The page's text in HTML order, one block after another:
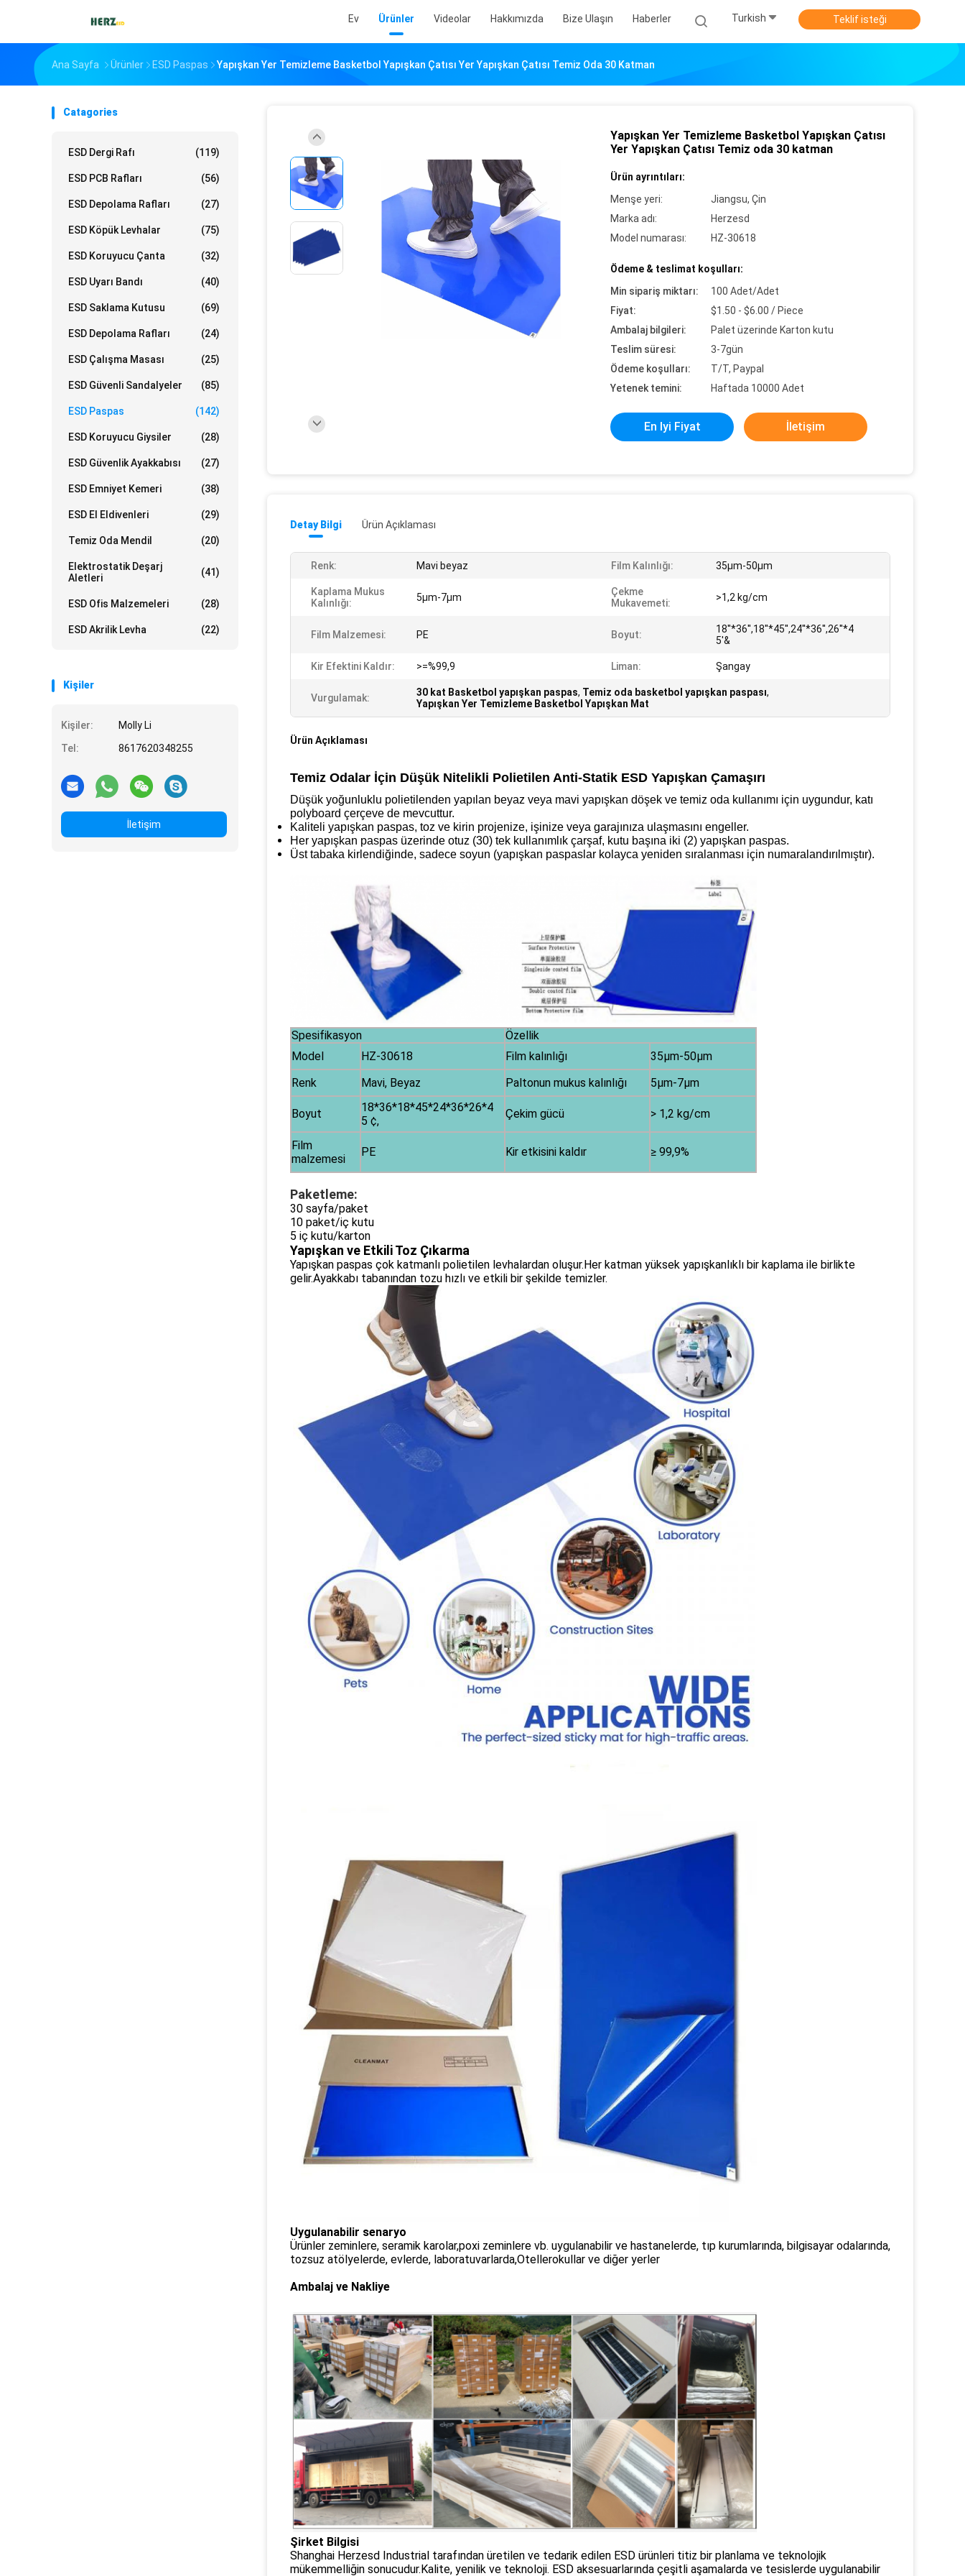
Ev Ürünler Videolar Hakkımızda Bize Ulaşın Haberler Turkish Teklif isteği
Ana Sayfa Ürünler ESD Paspas Yapışkan Yer Temizleme Basketbol Yapışkan Çatısı Yer Yapışkan Çatısı Temiz Oda 30 Katman
Catagories
ESD Dergi Rafı (119)
ESD PCB Rafları (56)
ESD Depolama Rafları (27)
ESD Köpük Levhalar (75)
ESD Koruyucu Çanta (32)
ESD Uyarı Bandı (40)
ESD Saklama Kutusu (69)
ESD Depolama Rafları (24)
ESD Çalışma Masası (25)
ESD Güvenli Sandalyeler (85)
ESD Paspas (142)
ESD Koruyucu Giysiler (28)
ESD Güvenlik Ayakkabısı (27)
ESD Emniyet Kemeri (38)
ESD El Eldivenleri (29)
Temiz Oda Mendil (20)
Elektrostatik Deşarj
Aletleri
(41)
ESD Ofis Malzemeleri (28)
ESD Akrilik Levha (22)
Kişiler
Kişiler:
Molly Li
Tel:
8617620348255
İletişim
Yapışkan Yer Temizleme Basketbol Yapışkan Çatısı
Yer Yapışkan Çatısı Temiz oda 30 katman
Ürün ayrıntıları:
Menşe yeri:
Jiangsu, Çin
Marka adı:
Herzesd
Model numarası:
HZ-30618
Ödeme & teslimat koşulları:
Min sipariş miktarı:
100 Adet/Adet
Fiyat:
$1.50 - $6.00 / Piece
Ambalaj bilgileri:
Palet üzerinde Karton kutu
Teslim süresi:
3-7gün
Ödeme koşulları:
T/T, Paypal
Yetenek temini:
Haftada 10000 Adet
En Iyi Fiyat İletişim
Detay Bilgi Ürün Açıklaması
Renk: Mavi beyaz Film Kalınlığı: 35μm-50μm
Kaplama Mukus
Kalınlığı:
5μm-7μm
Çekme
Mukavemeti:
>1,2 kg/cm
Film Malzemesi: PE Boyut:
18''*36'',18''*45'',24''*36'',26''*4
5'&
Kir Efektini Kaldır: >=%99,9 Liman: Şangay
Vurgulamak: 30 kat Basketbol yapışkan paspas, Temiz oda basketbol yapışkan paspası,
Yapışkan Yer Temizleme Basketbol Yapışkan Mat
Ürün Açıklaması
Temiz Odalar İçin Düşük Nitelikli Polietilen Anti-Statik ESD Yapışkan Çamaşırı
Düşük yoğunluklu polietilenden yapılan beyaz veya mavi yapışkan döşek ve temiz oda kullanımı için uygundur, katı
polyboard çerçeve de mevcuttur.
Kaliteli yapışkan paspas, toz ve kirin projenize, işinize veya garajınıza ulaşmasını engeller.
Her yapışkan paspas üzerinde otuz (30) tek kullanımlık çarşaf, kutu başına iki (2) yapışkan paspas.
Üst tabaka kirlendiğinde, sadece soyun (yapışkan paspaslar kolayca yeniden sıralanması için numaralandırılmıştır).
Spesifikasyon
Özellik
Model
HZ-30618 Film kalınlığı
35μm-50μm
Renk
Mavi, Beyaz Paltonun mukus kalınlığı 5μm-7μm
Boyut
18*36*18*45*24*36*26*4
5 ¢,
Çekim gücü > 1,2 kg/cm
Film
malzemesi
PE Kir etkisini kaldır ≥ 99,9%
Paketleme:
30 sayfa/paket
10 paket/iç kutu
5 iç kutu/karton
Yapışkan ve Etkili Toz Çıkarma
Yapışkan paspas çok katmanlı polietilen levhalardan oluşur.Her katman yüksek yapışkanlıklı bir kaplama ile birlikte
gelir.Ayakkabı tabanından tozu hızlı ve etkili bir şekilde temizler.
Uygulanabilir senaryo
Ürünler zeminlere, seramik karolar,poxi zeminlere vb. uygulanabilir ve hastanelerde, tıp kurumlarında, bilgisayar odalarında,
tozsuz atölyelerde, evlerde, laboratuvarlarda,Otellerokullar ve diğer yerler
Ambalaj ve Nakliye
Şirket Bilgisi
Shanghai Herzesd Industrial tarafından üretilen ve tedarik edilen ESD ürünleri titiz bir planlama ve teknolojik
mükemmelliğin sonucudur.Kalite, yenilik ve teknoloji. ESD aksesuarlarında çeşitli aşamalarda ve tesislerde uygulanabilir